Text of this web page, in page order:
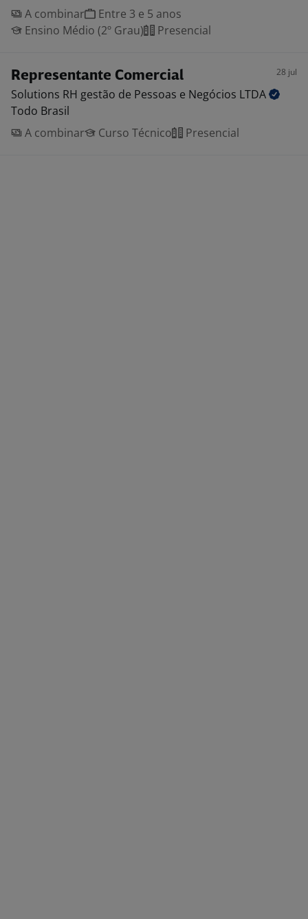
A combinar
Entre 3 e 5 anos
Ensino Médio (2º Grau)
Presencial
Representante Comercial 28 jul
Solutions RH gestão de Pessoas e Negócios LTDA
Todo Brasil
A combinar
Curso Técnico Presencial